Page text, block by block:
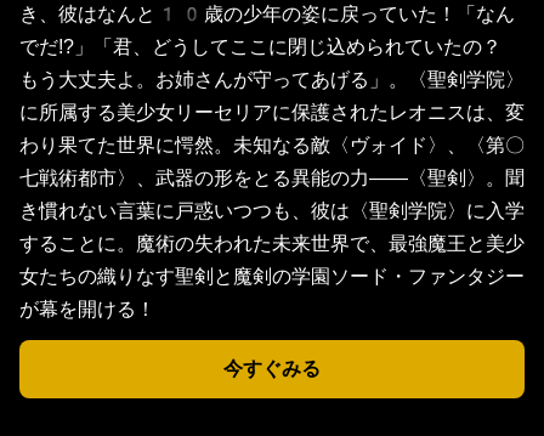
き、彼はなんと10歳の少年の姿に戻っていた！「なん
でだ!?」「君、どうしてここに閉じ込められていたの？
もう大丈夫よ。お姉さんが守ってあげる」。〈聖剣学院〉
に所属する美少女リーセリアに保護されたレオニスは、変
わり果てた世界に愕然。未知なる敵〈ヴォイド〉、〈第〇
七戦術都市〉、武器の形をとる異能の力――〈聖剣〉。聞
き慣れない言葉に戸惑いつつも、彼は〈聖剣学院〉に入学
することに。魔術の失われた未来世界で、最強魔王と美少
女たちの織りなす聖剣と魔剣の学園ソード・ファンタジー
が幕を開ける！
今すぐみる